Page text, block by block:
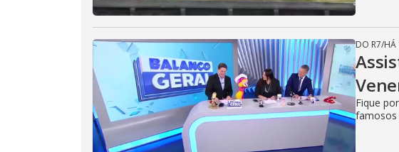
DO R7/HÁ
Fique
famosos